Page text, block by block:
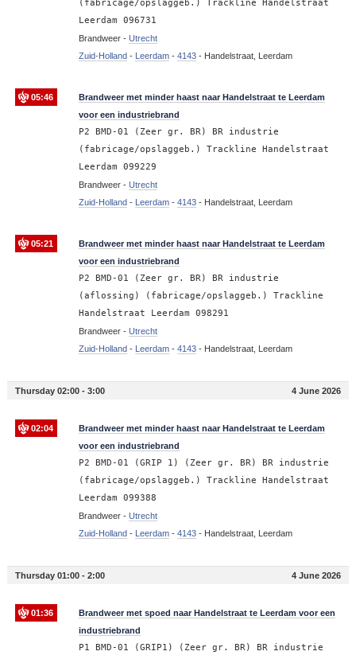
(fabricage/opslaggeb.) Trackline Handelstraat
Leerdam 096731
Brandweer - Utrecht
Zuid-Holland - Leerdam- 4143- Handelstraat, Leerdam
05:46
Brandweer met minder haast naar Handelstraat te Leerdam
voor een industriebrand
P2 BMD-01 (Zeer gr. BR) BR industrie
(fabricage/opslaggeb.) Trackline Handelstraat
Leerdam 099229
Brandweer - Utrecht
Zuid-Holland - Leerdam- 4143- Handelstraat, Leerdam
05:21
Brandweer met minder haast naar Handelstraat te Leerdam
voor een industriebrand
P2 BMD-01 (Zeer gr. BR) BR industrie
(aflossing) (fabricage/opslaggeb.) Trackline
Handelstraat Leerdam 098291
Brandweer - Utrecht
Zuid-Holland - Leerdam- 4143- Handelstraat, Leerdam
Thursday 02:00 - 3:00 4 June 2026
02:04
Brandweer met minder haast naar Handelstraat te Leerdam
voor een industriebrand
P2 BMD-01 (GRIP 1) (Zeer gr. BR) BR industrie
(fabricage/opslaggeb.) Trackline Handelstraat
Leerdam 099388
Brandweer - Utrecht
Zuid-Holland - Leerdam- 4143- Handelstraat, Leerdam
Thursday 01:00 - 2:00 4 June 2026
01:36
Brandweer met spoed naar Handelstraat te Leerdam voor een
industriebrand
P1 BMD-01 (GRIP1) (Zeer gr. BR) BR industrie